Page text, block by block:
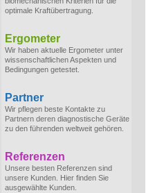
optimale Kraftübertragung.
Ergometer
Wir haben aktuelle Ergometer unter
wissenschaftlichen Aspekten und
Bedingungen getestet.
Partner
Wir pflegen beste Kontakte zu
Partnern deren diagnostische Geräte
zu den führenden weltweit gehören.
Referenzen
Unsere besten Referenzen sind
unsere Kunden. Hier finden Sie
ausgewählte Kunden.